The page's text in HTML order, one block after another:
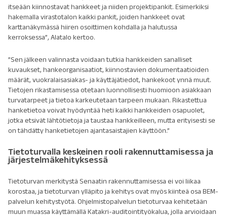
itseään kiinnostavat hankkeet ja niiden projektipankit. Esimerkiksi
hakemalla virastotalon kaikki pankit, joiden hankkeet ovat
karttanäkymässä hiiren osoittimen kohdalla ja halutussa
kerroksessa”,Alatalo kertoo.
”Sen jälkeen valinnasta voidaan tutkia hankkeiden sanalliset
kuvaukset, hankeorganisaatiot, kiinnostavien dokumentaatioiden
määrät, vuokralaisasiakas- ja käyttäjätiedot, hankekoot ynnä muut.
Tietojen rikastamisessa otetaan luonnollisesti huomioon asiakkaan
turvatarpeet ja tietoa karkeutetaan tarpeen mukaan. Rikastettua
hanketietoa voivat hyödyntää heti kaikki hankkeiden osapuolet,
jotka etsivät lähtötietoja ja taustaa hankkeilleen, mutta erityisesti se
on tähdätty hanketietojen ajantasaistajien käyttöön.”
Tietoturvalla keskeinen rooli rakennuttamisessa ja
järjestelmäkehityksessä
Tietoturvan merkitystä Senaatin rakennuttamisessa ei voi liikaa
korostaa, ja tietoturvan ylläpito ja kehitys ovat myös kiinteä osa BEM-
palvelun kehitystyötä. Ohjelmistopalvelun tietoturvaa kehitetään
muun muassa käyttämällä Katakri-auditointityökalua, jolla arvioidaan